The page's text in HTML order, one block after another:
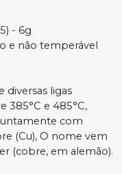
- 6g
e não temperável
diversas ligas
385°C e 485°C,
com
(Cu), O nome vem
(cobre, em alemão).